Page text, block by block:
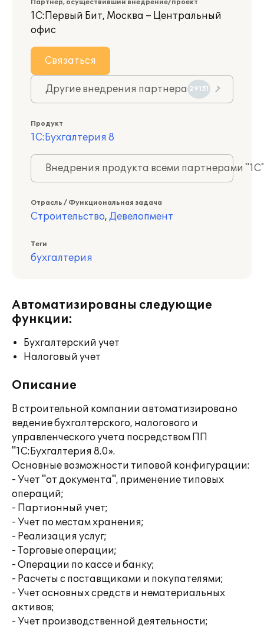
Партнер, осуществивший внедрение/проект
1С:Первый Бит, Москва – Центральный
офис
Связаться
Другие внедрения партнера 29151
Продукт
1С:Бухгалтерия 8
Внедрения продукта всеми партнерами
Отрасль / Функциональная задача
Строительство, Девелопмент
Теги
бухгалтерия
Автоматизированы следующие
функции:
Бухгалтерский учет
Налоговый учет
Описание
В строительной компании автоматизировано
ведение бухгалтерского, налогового и
управленческого учета посредством ПП
"1С:Бухгалтерия 8.0».
Основные возможности типовой конфигурации:
- Учет "от документа", применение типовых
операций;
- Партионный учет;
- Учет по местам хранения;
- Реализация услуг;
- Торговые операции;
- Операции по кассе и банку;
- Расчеты с поставщиками и покупателями;
- Учет основных средств и нематериальных
активов;
- Учет производственной деятельности;